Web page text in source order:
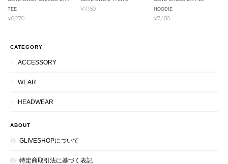
TEE
¥6,270
¥7,150
HOODIE
¥7,480
CATEGORY
ACCESSORY
WEAR
HEADWEAR
ABOUT
GLIVESHOPについて
特定商取引法に基づく表記